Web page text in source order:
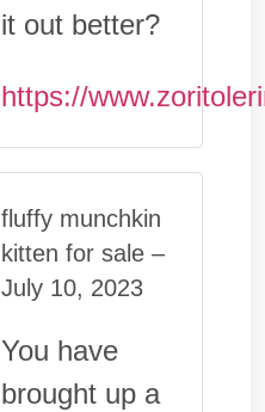
it out better?
https://
fluffy munchkin
kitten for sale –
July 10, 2023
You have
brought up a